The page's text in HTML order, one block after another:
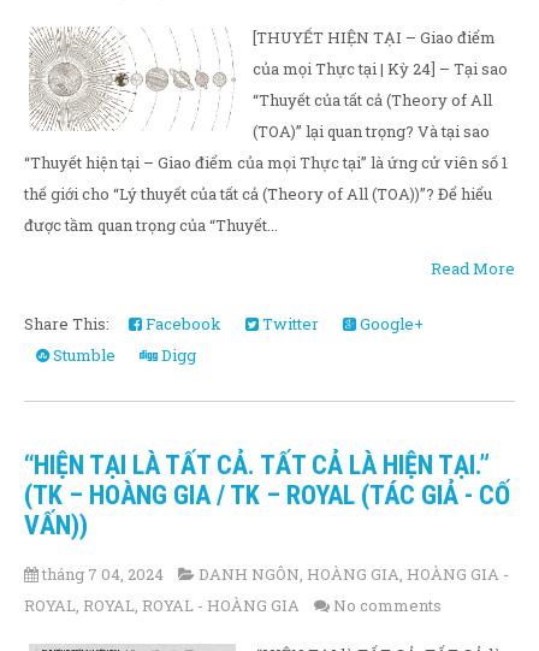
[THUYẾT HIỆN TẠI – Giao điểm
của mọi Thực tại | Kỳ 24] – Tại sao
“Thuyết của tất cả (Theory of All
(TOA)” lại quan trọng? Và tại sao
“Thuyết hiện tại – Giao điểm của mọi Thực tại” là ứng cử viên số 1
thế giới cho “Lý thuyết của tất cả (Theory of All (TOA))”? Để hiểu
được tầm quan trọng của “Thuyết...
Read More
Share This: Facebook Twitter
Google+
Stumble
Digg
“HIỆN TẠI LÀ TẤT CẢ. TẤT CẢ LÀ HIỆN TẠI.”
(TK – HOÀNG GIA / TK – ROYAL (TÁC GIẢ - CỐ
VẤN))
tháng 7 04, 2024 DANH NGÔN, HOÀNG GIA, HOÀNG GIA -
ROYAL, ROYAL, ROYAL - HOÀNG GIA No comments